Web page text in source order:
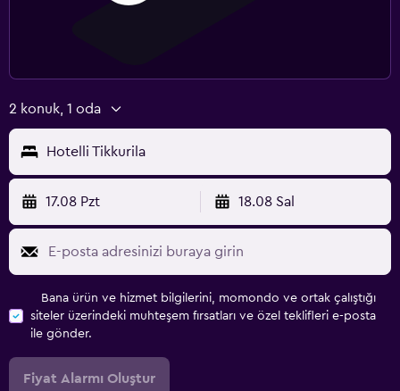
2 konuk, 1 oda
Hotelli Tikkurila
17.08 Pzt 18.08 Sal
Bana ürün ve hizmet bilgilerini, momondo ve ortak çalıştığı
siteler üzerindeki muhteşem fırsatları ve özel teklifleri e-posta
ile gönder.
Fiyat Alarmı Oluştur